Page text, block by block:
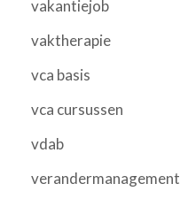
vakantiejob
vaktherapie
vca basis
vca cursussen
vdab
verandermanagement